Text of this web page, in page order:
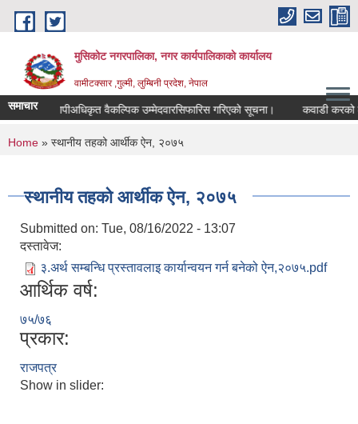
Skip to main content
मुसिकोट नगरपालिका, नगर कार्यपालिकाकाे कार्यालय
वामीटक्सार ,गुल्मी, लुम्बिनी प्रदेश, नेपाल
समाचारनापीअधिकृत वैकल्पिक उम्मेदवारसिफारिस गरिएको सूचना। कवाडी करको
You are here
Home » स्थानीय तहको आर्थीक ऐन, २०७५
स्थानीय तहको आर्थीक ऐन, २०७५
Submitted on: Tue, 08/16/2022 - 13:07
दस्तावेज:
३.अर्थ सम्बन्धि प्रस्तावलाइ कार्यान्वयन गर्न बनेको ऐन,२०७५.pdf
आर्थिक वर्ष:
७५/७६
प्रकार:
राजपत्र
Show in slider: